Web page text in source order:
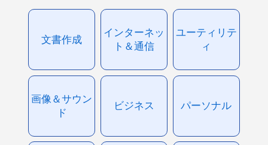
文書作成
インターネッ
ト＆通信
ユーティリテ
ィ
画像＆サウン
ド
ビジネス パーソナル